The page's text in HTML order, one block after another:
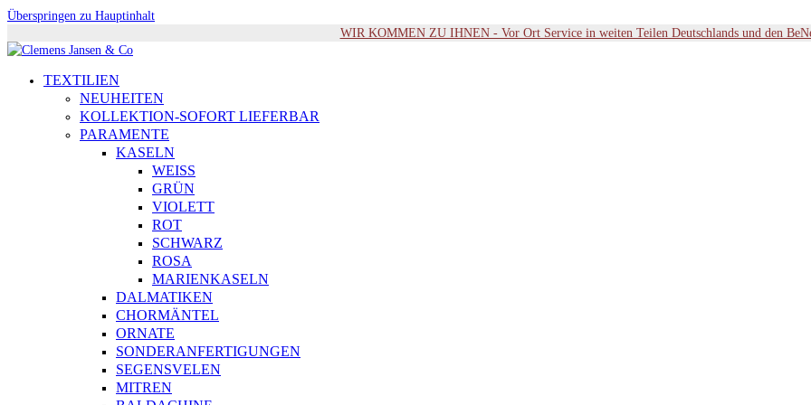
Überspringen zu Hauptinhalt
WIR KOMMEN ZU IHNEN - Vor Ort Service in weiten Teilen Deutschlands und den
TEXTILIEN
NEUHEITEN
KOLLEKTION-SOFORT LIEFERBAR
PARAMENTE
KASELN
WEISS
GRÜN
VIOLETT
ROT
SCHWARZ
ROSA
MARIENKASELN
DALMATIKEN
CHORMÄNTEL
ORNATE
SONDERANFERTIGUNGEN
SEGENSVELEN
MITREN